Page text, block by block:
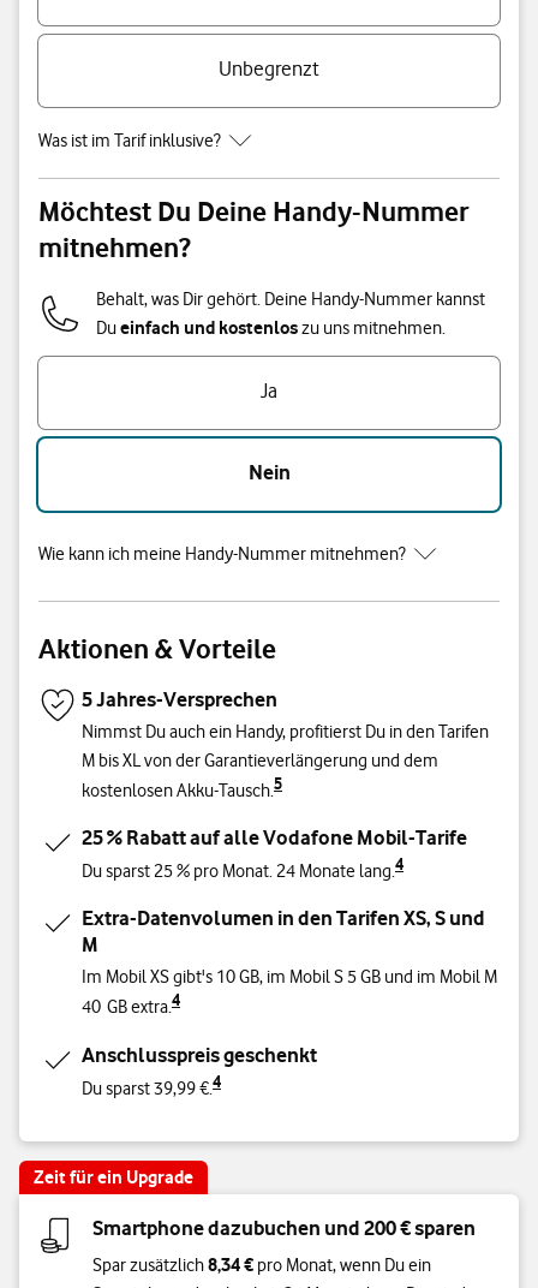
Unbegrenzt
Was ist im Tarif inklusive?
Möchtest Du Deine Handy-Nummer
mitnehmen?
Behalt, was Dir gehört. Deine Handy-Nummer kannst
Dueinfach und kostenloszu uns mitnehmen.
Ja
Nein
Wie kann ich meine Handy-Nummer mitnehmen?
Aktionen & Vorteile
5 Jahres-Versprechen
Nimmst Du auch ein Handy, profitierst Du in den Tarifen
M bis XL von der Garantieverlängerung und dem
kostenlosen Akku-Tausch.5
25 % Rabatt auf alle Vodafone Mobil-Tarife
Du sparst 25 % pro Monat. 24 Monate lang.4
Extra-Datenvolumen in den Tarifen XS, S und
M
Im Mobil XS gibt's 10 GB, im Mobil S 5 GB und im Mobil M
40 GB extra.4
Anschlusspreis geschenkt
Du sparst 39,99 €.4
Zeit für ein Upgrade
Smartphone dazubuchen und 200 € sparen
Spar zusätzlich8,34 € pro Monat, wenn Du ein